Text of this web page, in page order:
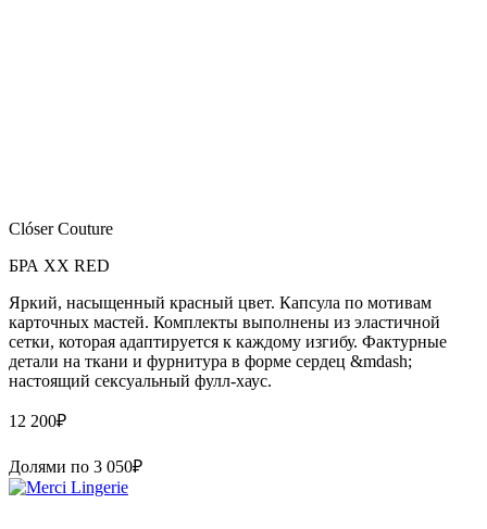
Clóser Couture
БРА XX RED
Яркий, насыщенный красный цвет. Капсула по мотивам
карточных мастей. Комплекты выполнены из эластичной
сетки, которая адаптируется к каждому изгибу. Фактурные
детали на ткани и фурнитура в форме сердец &mdash;
настоящий сексуальный фулл-хаус.
12 200₽
Долями по 3 050₽